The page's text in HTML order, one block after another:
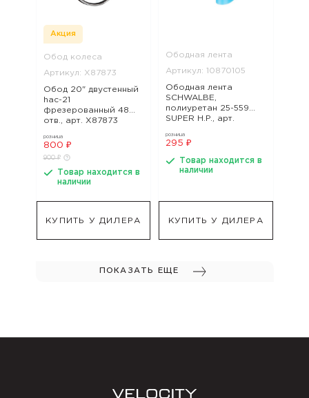
Акция
Обод колеса
Артикул: Х87873
Обод 20" двустенный
hac-21
фрезерованный 48
отв., арт. Х87873
розница
800 ₽
900 ₽
Товар находится в
наличии
КУПИТЬ У ДИЛЕРА
Ободная лента
Артикул: 10870105
Ободная лента
SCHWALBE,
полиуретан 25-559
SUPER H.P., арт.
розница
295 ₽
Товар находится в
наличии
КУПИТЬ У ДИЛЕРА
ПОКАЗАТЬ ЕЩЕ